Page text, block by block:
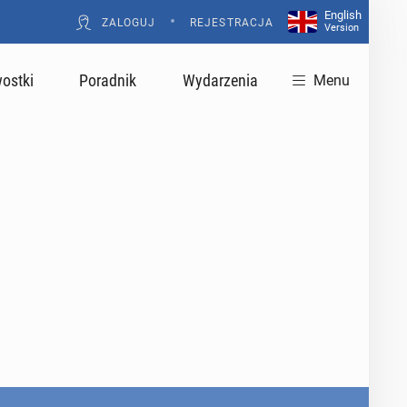
ZALOGUJ • REJESTRACJA
English
Version
Poradnik Wydarzenia Menu